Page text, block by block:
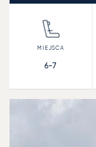
6-7